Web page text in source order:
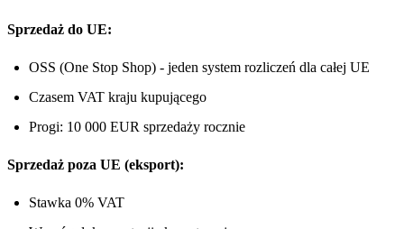
Sprzedaż do UE:
OSS (One Stop Shop) - jeden system rozliczeń dla całej UE
Czasem VAT kraju kupującego
Progi: 10 000 EUR sprzedaży rocznie
Sprzedaż poza UE (eksport):
Stawka 0% VAT